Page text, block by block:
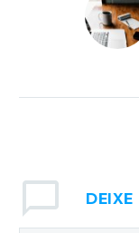
DEIXE